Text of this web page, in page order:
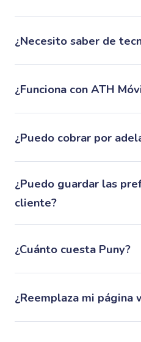
¿Necesito saber de
¿Funciona con ATH
¿Puedo cobrar por
¿Puedo guardar las
cliente?
¿Cuánto cuesta Puny?
¿Reemplaza mi página